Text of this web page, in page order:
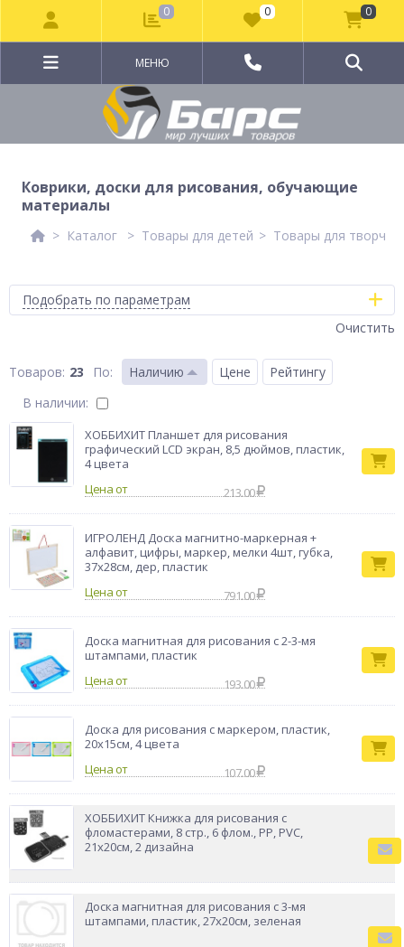
МЕНЮ
Коврики, доски для рисования, обучающие
материалы
Каталог Товары для детей Товары для
Подобрать по параметрам
Очистить
23 По: Наличию Цене
Рейтингу
В наличии:
ХОББИХИТ Планшет для рисования
графический LCD экран, 8,5 дюймов, пластик,
4 цвета
Цена от
213.00
ИГРОЛЕНД Доска магнитно-маркерная +
алфавит, цифры, маркер, мелки 4шт, губка,
37х28см, дер, пластик
Цена от
791.00
Доска магнитная для рисования с 2-3-мя
штампами, пластик
Цена от
193.00
Доска для рисования с маркером, пластик,
20х15см, 4 цвета
Цена от
107.00
ХОББИХИТ Книжка для рисования с
фломастерами, 8 стр., 6 флом., PP, PVC,
21х20см, 2 дизайна
Доска магнитная для рисования с 3-мя
штампами, пластик, 27х20см, зеленая
0 0 0